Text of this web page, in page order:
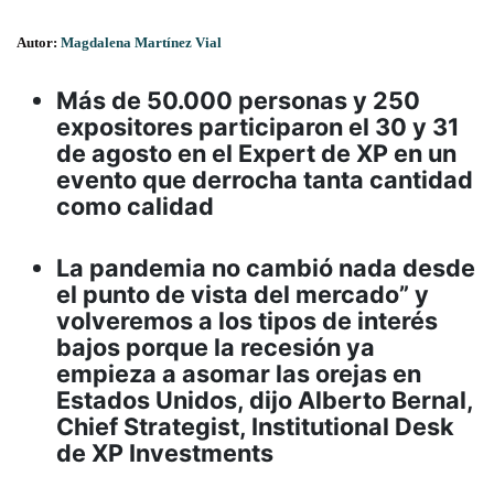
Autor: Magdalena Martínez Vial
Más de 50.000 personas y 250
expositores participaron el 30 y 31
de agosto en el Expert de XP en un
evento que derrocha tanta cantidad
como calidad
La pandemia no cambió nada desde
el punto de vista del mercado” y
volveremos a los tipos de interés
bajos porque la recesión ya
empieza a asomar las orejas en
Estados Unidos, dijo Alberto Bernal,
Chief Strategist, Institutional Desk
de XP Investments